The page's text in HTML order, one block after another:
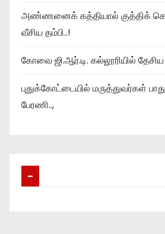
அண்ணனைக் கத்தியால் குத்திக்
வீசிய தம்பி..!
கோவை ஜி.ஆர்.டி. கல்லூரியில்
புதுக்கோட்டையில் மருத்துவர்கள்
பேரணி..,
–